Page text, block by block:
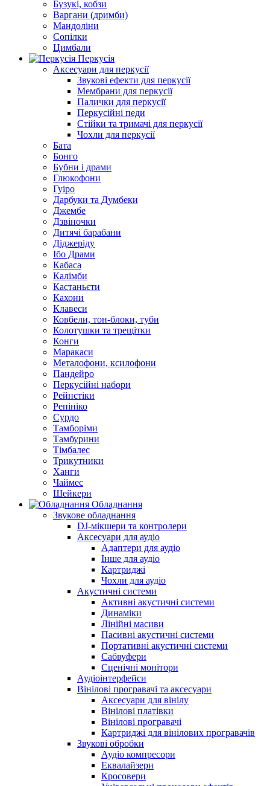
Бузукі, кобзи
Варгани (дримби)
Мандоліни
Сопілки
Цимбали
Перкусія
Аксесуари для перкусії
Звукові ефекти для перкусії
Мембрани для перкусії
Палички для перкусії
Перкусійні педи
Стійки та тримачі для перкусії
Чохли для перкусії
Бата
Бонго
Бубни і драми
Глюкофони
Гуіро
Дарбуки та Думбеки
Джембе
Дзвіночки
Дитячі барабани
Діджеріду
Ібо Драми
Кабаса
Калімби
Кастаньєти
Кахони
Клавеси
Ковбели, тон-блоки, туби
Колотушки та трещітки
Конги
Маракаси
Металофони, ксилофони
Пандейро
Перкусійні набори
Рейнстіки
Репініко
Сурдо
Тамборіми
Тамбурини
Тімбалес
Трикутники
Ханги
Чаймес
Шейкери
Обладнання
Звукове обладнання
DJ-мікшери та контролери
Аксесуари для аудіо
Адаптери для аудіо
Інше для аудіо
Картриджі
Чохли для аудіо
Акустичні системи
Активні акустичні системи
Динаміки
Лінійні масиви
Пасивні акустичні системи
Портативні акустичні системи
Сабвуфери
Сценічні монітори
Аудіоінтерфейси
Вінілові програвачі та аксесуари
Аксесуари для вінілу
Вінілові платівки
Вінілові програвачі
Картриджі для вінілових програвачів
Звукові обробки
Аудіо компресори
Еквалайзери
Кросовери